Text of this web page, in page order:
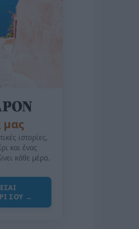
μας
ιστορίες,
και ένας
κάθε μέρα.
ΣΟΥ →